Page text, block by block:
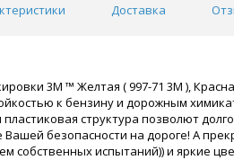
Доставка
3M ™ Желтая ( 997-71 3М ),
к бензину и дорожным
структура позволют
безопасности на дороге! А
собственных испытаний)) и яркие